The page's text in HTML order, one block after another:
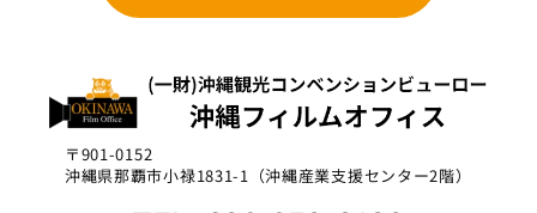
〒901-0152
沖縄県那覇市小禄1831-1（沖縄産業支援センター2階）